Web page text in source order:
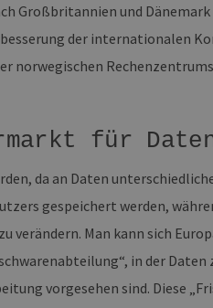
Großbritannien und
der internationalen
norwegischen
für
da an Daten
gespeichert werden,
Man kann sich
in der Daten
vorgesehen sind. Diese